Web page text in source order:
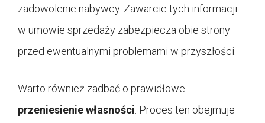
zadowolenie nabywcy. Zawarcie tych informacji
w umowie sprzedaży zabezpiecza obie strony
przed ewentualnymi problemami w przyszłości.
Warto również zadbać o prawidłowe
przeniesienie własności . Proces ten obejmuje